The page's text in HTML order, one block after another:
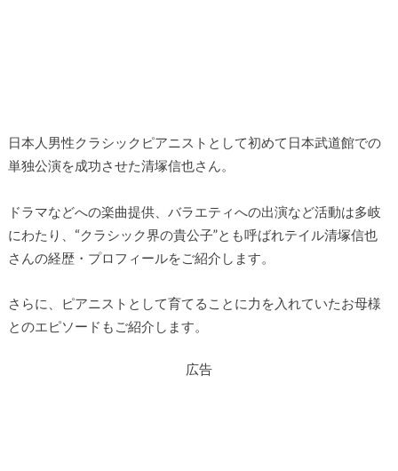
日本人男性クラシックピアニストとして初めて日本武道館での
単独公演を成功させた清塚信也さん。
ドラマなどへの楽曲提供、バラエティへの出演など活動は多岐
にわたり、“クラシック界の貴公子”とも呼ばれテイル清塚信也
さんの経歴・プロフィールをご紹介します。
さらに、ピアニストとして育てることに力を入れていたお母様
とのエピソードもご紹介します。
広告